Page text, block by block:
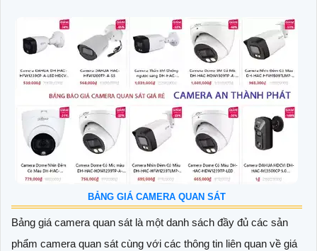
BẢNG GIÁ CAMERA QUAN SÁT
Bảng giá camera quan sát là một danh sách đầy đủ các sản
phẩm camera quan sát cùng với các thông tin liên quan về giá